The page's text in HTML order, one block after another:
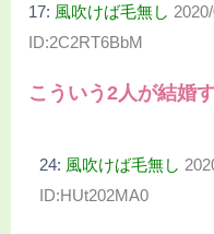
17: 風吹けば毛無し
ID:2C2RT6BbM
こういう2人が結婚
24: 風吹けば毛無し
ID:HUt202MA0